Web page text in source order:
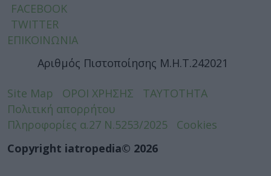
FACEBOOK
TWITTER
ΕΠΙΚΟΙΝΩΝΙΑ
Αριθμός Πιστοποίησης Μ.Η.Τ.242021
Site Map ΟΡΟΙ ΧΡΗΣΗΣ
ΤΑΥΤΟΤΗΤΑ
Πολιτική απορρήτου
Πληροφορίες α.27 Ν.5253/2025
Cookies
Copyright iatropedia© 2026